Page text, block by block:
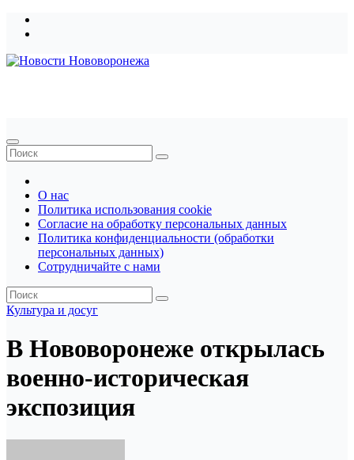
Перейти
О нас
Политика использования cookie
Согласие на обработку персональных данных
Политика конфиденциальности (обработки
персональных данных)
Сотрудничайте с нами
Культура и досуг
В Нововоронеже открылась
военно-историческая
экспозиция